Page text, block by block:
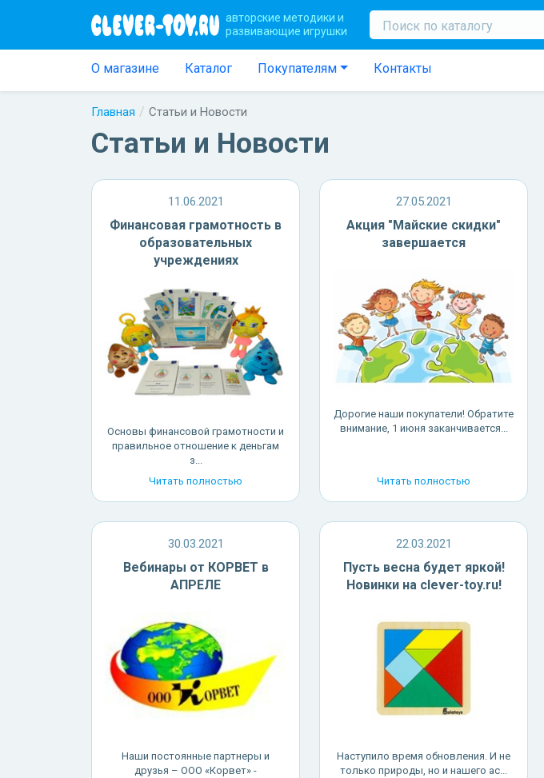
авторские методики и
развивающие игрушки
О магазине Каталог Покупателям Контакты
Главная Статьи и Новости
Статьи и Новости
11.06.2021
Финансовая грамотность в
образовательных
учреждениях
Основы финансовой грамотности и
правильное отношение к деньгам
з...
Читать полностью
27.05.2021
Акция "Майские скидки"
завершается
Дорогие наши покупатели! Обратите
внимание, 1 июня заканчивается...
Читать полностью
30.03.2021
Вебинары от КОРВЕТ в
АПРЕЛЕ
Наши постоянные партнеры и
друзья – ООО «Корвет» -
22.03.2021
Пусть весна будет яркой!
Новинки на clever-toy.ru!
Наступило время обновления. И не
только природы, но и нашего ас...